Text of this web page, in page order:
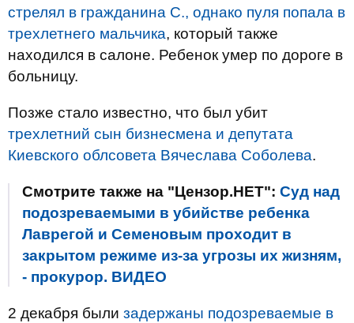
стрелял в гражданина С., однако пуля попала в
трехлетнего мальчика, который также
находился в салоне. Ребенок умер по дороге в
больницу.
Позже стало известно, что был убит
трехлетний сын бизнесмена и депутата
Киевского облсовета Вячеслава Соболева.
Смотрите также на "Цензор.НЕТ": Суд над
подозреваемыми в убийстве ребенка
Лаврегой и Семеновым проходит в
закрытом режиме из-за угрозы их жизням,
- прокурор. ВИДЕО
2 декабря были задержаны подозреваемые в